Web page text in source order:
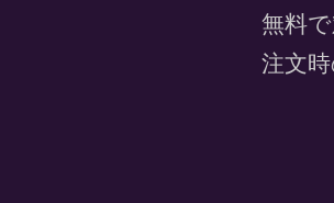
無料
注文